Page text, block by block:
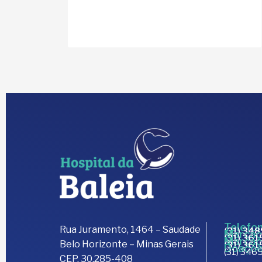
Rua Juramento, 1464 – Saudade
Belo Horizonte – Minas Gerais
CEP. 30.285-408
(31)
(31)
(31)
(31)